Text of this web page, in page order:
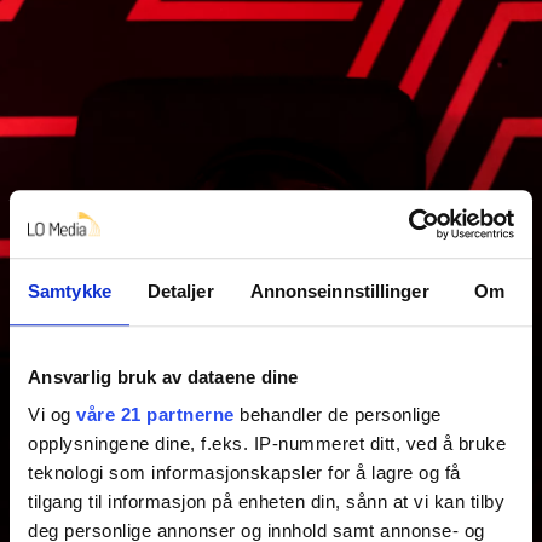
Samtykke Detaljer Annonseinnstillinger Om
Ansvarlig bruk av dataene dine
Vi og våre 21 partnerne behandler de personlige
opplysningene dine, f.eks. IP-nummeret ditt, ved å bruke
teknologi som informasjonskapsler for å lagre og få
tilgang til informasjon på enheten din, sånn at vi kan tilby
deg personlige annonser og innhold samt annonse- og